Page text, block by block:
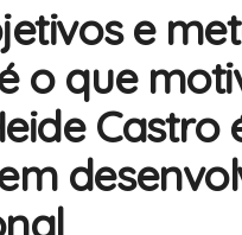
e
o que
Castro